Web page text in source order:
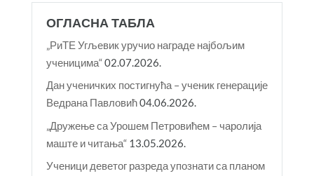
ОГЛАСНА ТАБЛА
„РиТЕ Угљевик уручио награде најбољим
ученицима“02.07.2026.
Дан ученичких постигнућа – ученик генерације
Ведрана Павловић04.06.2026.
„Дружење са Урошем Петровићем – чаролија
маште и читања“ 13.05.2026.
Ученици деветог разреда упознати са планом